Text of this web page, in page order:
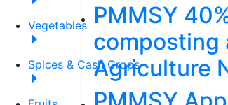
Vegetables
Spices & Cash Crops
PMMSY
composting
Agriculture